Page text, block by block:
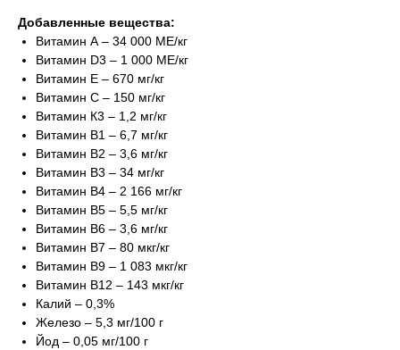
Добавленные вещества:
Витамин А – 34 000 МЕ/кг
Витамин D3 – 1 000 МЕ/кг
Витамин Е – 670 мг/кг
Витамин С – 150 мг/кг
Витамин К3 – 1,2 мг/кг
Витамин В1 – 6,7 мг/кг
Витамин В2 – 3,6 мг/кг
Витамин В3 – 34 мг/кг
Витамин B4 – 2 166 мг/кг
Витамин В5 – 5,5 мг/кг
Витамин В6 – 3,6 мг/кг
Витамин В7 – 80 мкг/кг
Витамин B9 – 1 083 мкг/кг
Витамин B12 – 143 мкг/кг
Калий – 0,3%
Железо – 5,3 мг/100 г
Йод – 0,05 мг/100 г